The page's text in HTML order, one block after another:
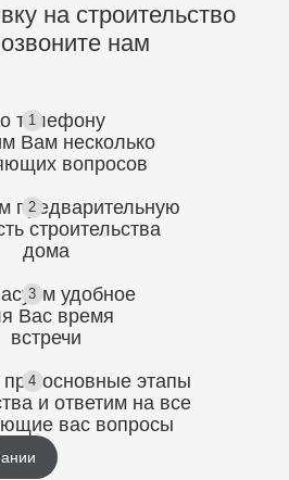
на строительство
нам
1
телефону
Вам несколько
вопросов
2
предварительную
строительства
дома
3
удобное
Вас время
встречи
4 основные этапы
и ответим на все
вас вопросы